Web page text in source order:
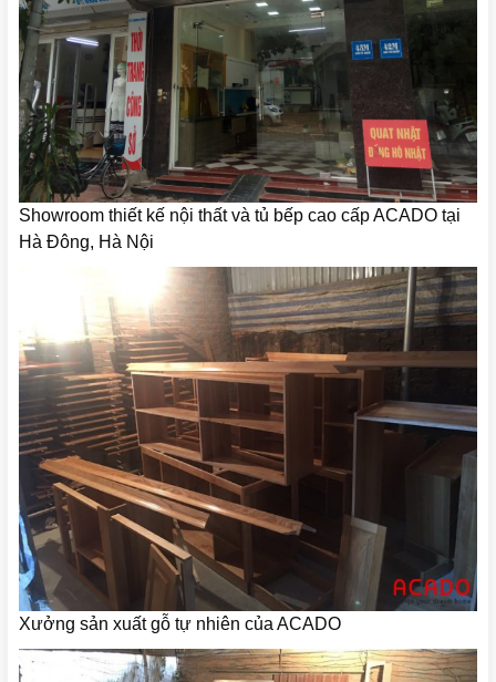
Showroom thiết kế nội thất và tủ bếp cao cấp ACADO tại
Hà Đông, Hà Nội
Xưởng sản xuất gỗ tự nhiên của ACADO